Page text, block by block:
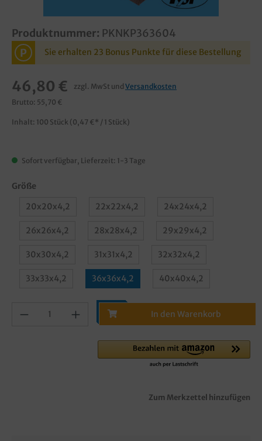
Produktnummer: PKNKP363604
P Sie erhalten 23 Bonus Punkte für diese Bestellung
46,80 € zzgl. MwSt und Versandkosten
Brutto: 55,70 €
Inhalt: 100 Stück (0,47 €* / 1 Stück)
Sofort verfügbar, Lieferzeit: 1-3 Tage
Größe
20x20x4,2
22x22x4,2 24x24x4,2
26x26x4,2 28x28x4,2 29x29x4,2
30x30x4,2 31x31x4,2 32x32x4,2
33x33x4,2 36x36x4,2 40x40x4,2
In den Warenkorb
Zum Merkzettel hinzufügen